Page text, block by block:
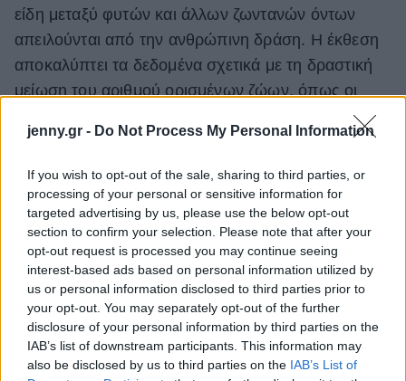
jenny.gr - Do Not Process My Personal Information
If you wish to opt-out of the sale, sharing to third parties, or
processing of your personal or sensitive information for
targeted advertising by us, please use the below opt-out
section to confirm your selection. Please note that after your
opt-out request is processed you may continue seeing
interest-based ads based on personal information utilized by
us or personal information disclosed to third parties prior to
your opt-out. You may separately opt-out of the further
disclosure of your personal information by third parties on the
IAB’s list of downstream participants. This information may
also be disclosed by us to third parties on the IAB’s List of
είδη μεταξύ φυτών και άλλων ζωντανών όντων
απειλούνται από την ανθρώπινη δράση. Η έκθεση
αποκαλύπτει τα δεδομένα σχετικά με τη δραστική
μείωση του αριθμού ορισμένων ζώων, όπως οι
σκαντζόχοιροι. Ο κίνδυνος είναι άμεσος και δεν
αφορά ένα μακρινό μέλλον. Μια μέρα ο άνθρωπος
του μέλλοντος, κοιτάζοντας πίσω, θα σκέφτεται
κάποια ζώα, με την ίδια έκπληξη με την οποία
σκέφτεται τώρα τους δεινόσαυρους. Υπάρχει μόνο
μία διαφορά: ο άνθρωπος του μέλλοντος μπορεί να
μην είναι εκεί, λόγω της καταστροφής της Γης.